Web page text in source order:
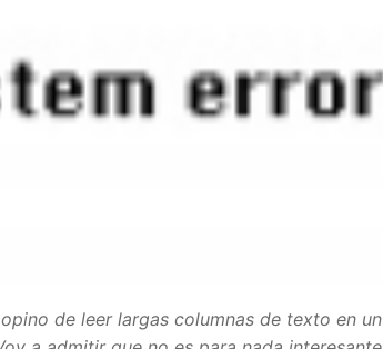
de leer largas columnas de texto en un